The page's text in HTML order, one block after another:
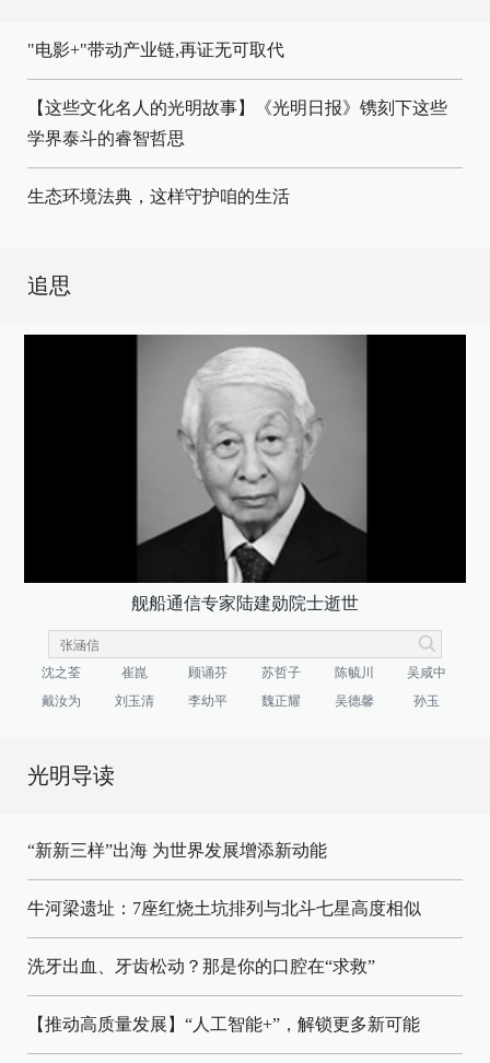
"电影+"带动产业链,再证无可取代
【这些文化名人的光明故事】《光明日报》镌刻下这些
学界泰斗的睿智哲思
生态环境法典，这样守护咱的生活
追思
舰船通信专家陆建勋院士逝世
沈之荃 崔崑 顾诵芬 苏哲子 陈毓川
吴咸中
戴汝为
刘玉清 李幼平 魏正耀 吴德馨 孙玉
光明导读
“新新三样”出海 为世界发展增添新动能
牛河梁遗址：7座红烧土坑排列与北斗七星高度相似
洗牙出血、牙齿松动？那是你的口腔在“求救”
【推动高质量发展】“人工智能+”，解锁更多新可能